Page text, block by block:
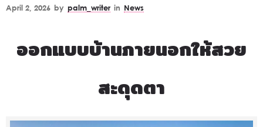
April 2, 2026 by palm_writer in News
ออกแบบบ้านภายนอกให้สวย
สะดุดตา